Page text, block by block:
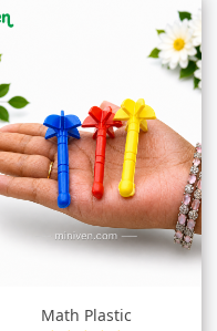
Math Plastic